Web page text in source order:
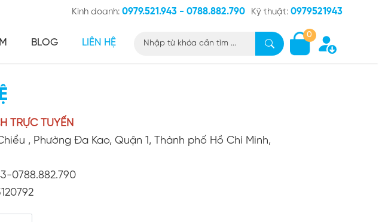
Kinh doanh: 0979.521.943 - 0788.882.790 Kỹ thuật: 0979521943
BLOG LIÊN HỆ
0
TRỰC TUYẾN
, Phường Đa Kao, Quận 1, Thành phố Hồ Chí Minh,
0788.882.790